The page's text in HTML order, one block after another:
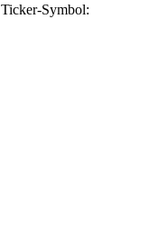
Ticker-Symbol: